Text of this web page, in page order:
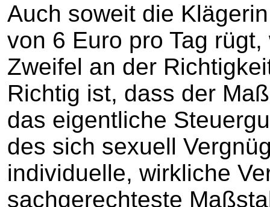
Auch soweit die
von 6 Euro pro Tag
Zweifel an der
Richtig ist, dass der
das eigentliche
des sich sexuell
individuelle, wirkliche
sachgerechteste